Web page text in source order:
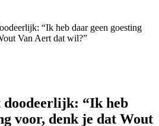
“Ik heb daar geen goesting
Van Aert dat wil?”
“Ik heb
voor, denk je dat Wout